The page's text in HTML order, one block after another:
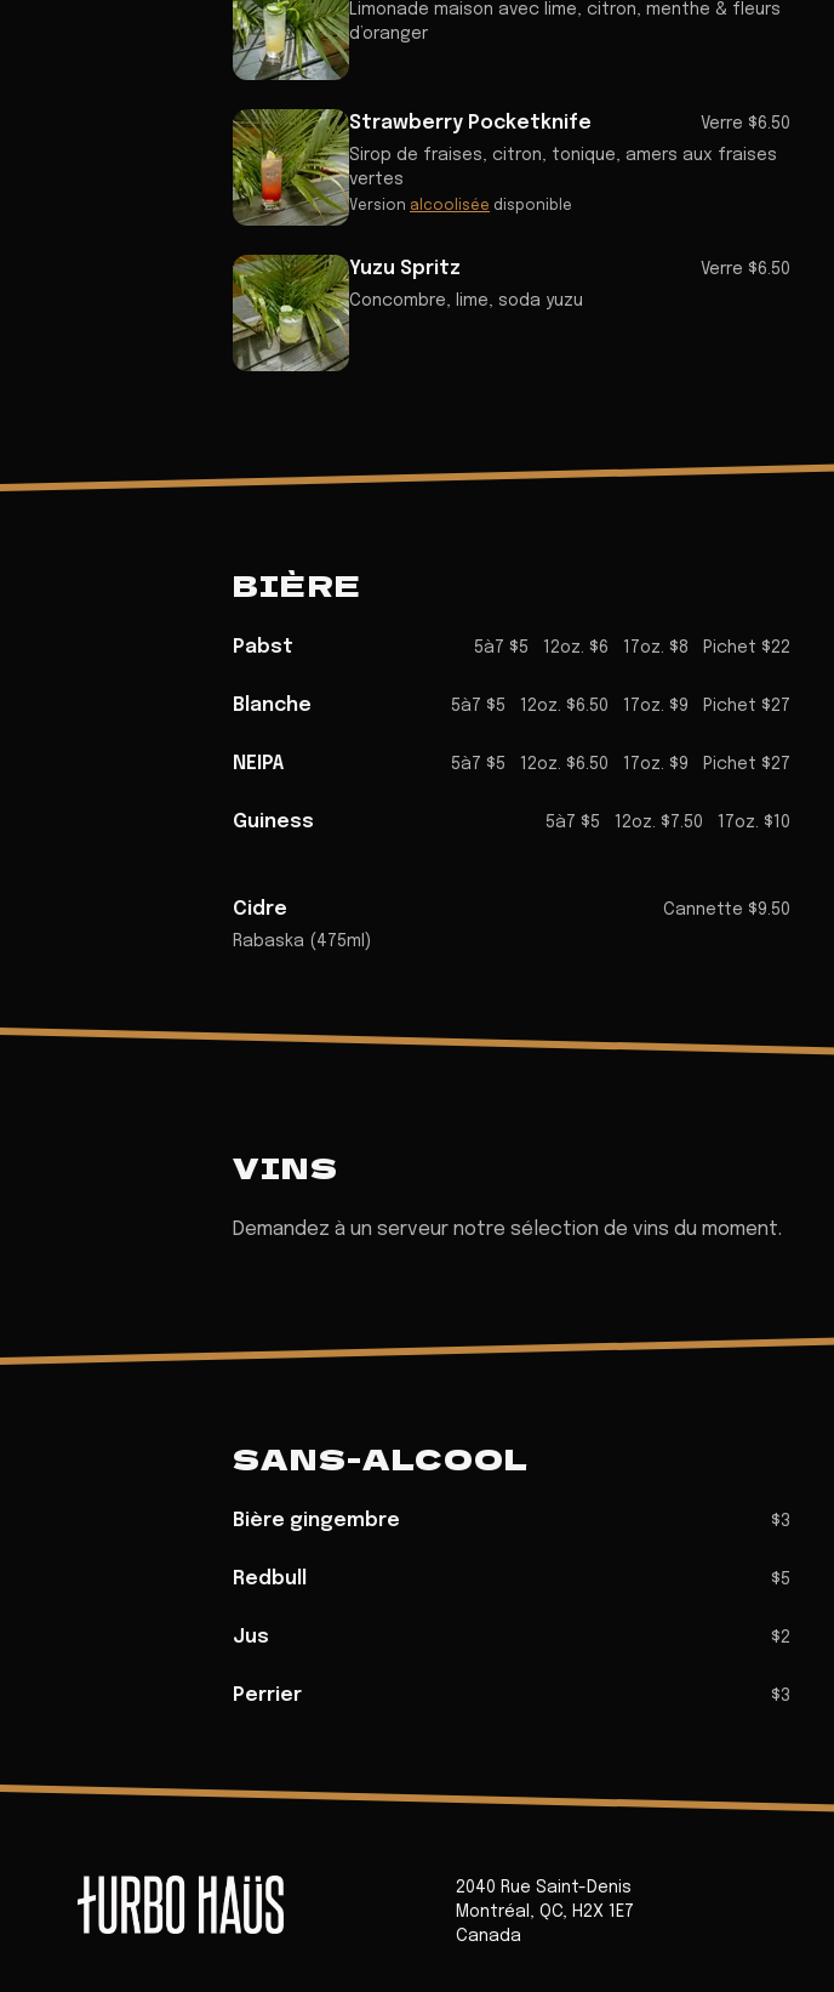
Limonade maison avec lime, citron, menthe & fleurs
d’oranger
Strawberry Pocketknife
Verre $6.50
Sirop de fraises, citron, tonique, amers aux fraises
vertes
Version alcoolisée disponible
Yuzu Spritz
Verre $6.50
Concombre, lime, soda yuzu
BIÈRE
Pabst 5à7 $5 12oz. $6 17oz. $8 Pichet $22
Blanche 5à7 $5 12oz. $6.50 17oz. $9 Pichet $27
NEIPA 5à7 $5 12oz. $6.50 17oz. $9 Pichet $27
Guiness 5à7 $5 12oz. $7.50 17oz. $10
Cidre
Cannette $9.50
Rabaska (475ml)
VINS
Demandez à un serveur notre sélection de vins du moment.
SANS-ALCOOL
Bière gingembre $3
Redbull $5
Jus $2
Perrier $3
2040 Rue Saint-Denis
Montréal , QC, H2X 1E7
Canada